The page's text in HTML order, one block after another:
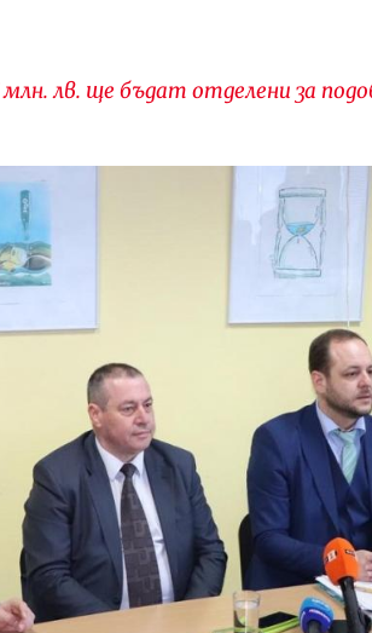
млн. лв. ще бъдат отделени за